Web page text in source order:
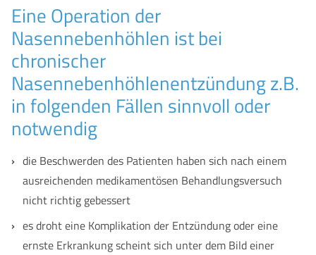
Eine Operation der
Nasennebenhöhlen ist bei
chronischer
Nasennebenhöhlenentzündung z.B.
in folgenden Fällen sinnvoll oder
notwendig
die Beschwerden des Patienten haben sich nach einem
ausreichenden medikamentösen Behandlungsversuch
nicht richtig gebessert
es droht eine Komplikation der Entzündung oder eine
ernste Erkrankung scheint sich unter dem Bild einer